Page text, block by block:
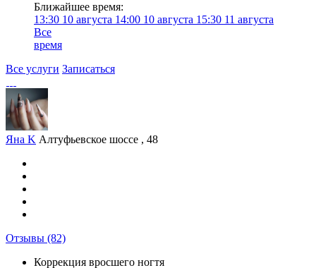
Ближайшее время:
13:30 10 августа 14:00 10 августа 15:30 11 августа
Все
время
Все услуги Записаться
Яна K Алтуфьевское шоссе , 48
Отзывы (82)
Коррекция вросшего ногтя